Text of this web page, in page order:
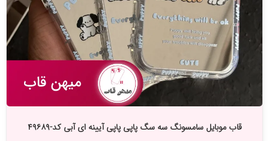
قاب موبایل سامسونگ سه سگ پاپی پاپی آیینه ای آبی کد-۴۹۶۸۹